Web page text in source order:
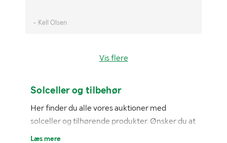
- Kell Olsen
Vis flere
Solceller og tilbehør
Her finder du alle vores auktioner med
solceller og tilhørende produkter. Ønsker du at
afgive et bud, men har ikke en konto?
Læs mere